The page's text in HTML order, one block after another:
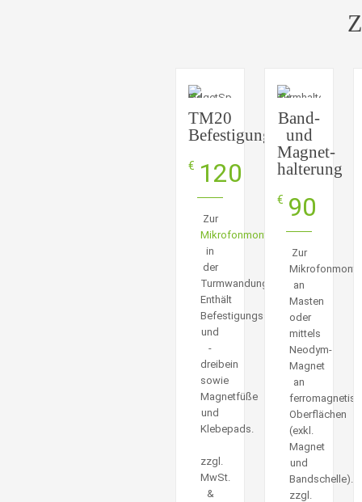
TM20
Befestigungskit
€ 120
Zur
Mikrofonmontage
in
der
Turmwandung.
Enthält
Befestigungsstange
und
-
dreibein
sowie
Magnetfüße
und
Klebepads.
zzgl.
MwSt.
&
Band-
und
Magnet-
halterung
€ 90
Zur
an
Masten
oder
mittels
Neodym-
Magnet
an
Oberflächen
(exkl.
Magnet
und
Bandschelle).
zzgl.